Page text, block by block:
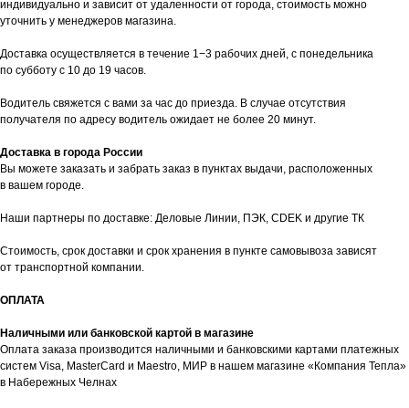
индивидуально и зависит от удаленности от города, стоимость можно
уточнить у менеджеров магазина.
Доставка осуществляется в течение 1−3 рабочих дней, с понедельника
по субботу с 10 до 19 часов.
Водитель свяжется с вами за час до приезда. В случае отсутствия
получателя по адресу водитель ожидает не более 20 минут.
Доставка в города России
Вы можете заказать и забрать заказ в пунктах выдачи, расположенных
в вашем городе.
Наши партнеры по доставке: Деловые Линии, ПЭК, CDEK и другие ТК
Стоимость, срок доставки и срок хранения в пункте самовывоза зависят
от транспортной компании.
ОПЛАТА
Наличными или банковской картой в магазине
Оплата заказа производится наличными и банковскими картами платежных
систем Visa, MasterCard и Maestro, МИР в нашем магазине «Компания Тепла»
в Набережных Челнах
Каталог